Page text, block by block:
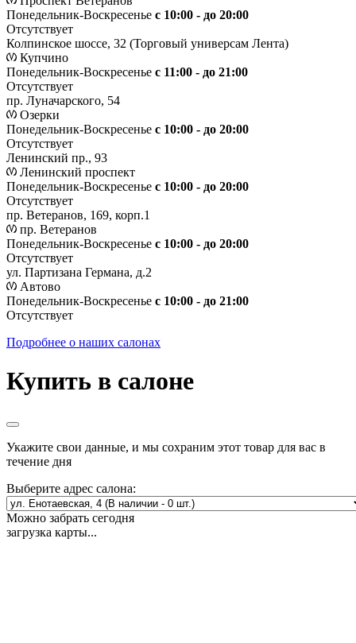
Понедельник-Воскресенье с 10:00 - до 20:00
Отсутствует
Колпинское шоссе, 32 (Торговый универсам Лента)
Купчино
Понедельник-Воскресенье с 11:00 - до 21:00
Отсутствует
пр. Луначарского, 54
Озерки
Понедельник-Воскресенье с 10:00 - до 20:00
Отсутствует
Ленинский пр., 93
Ленинский проспект
Понедельник-Воскресенье с 10:00 - до 20:00
Отсутствует
пр. Ветеранов, 169, корп.1
пр. Ветеранов
Понедельник-Воскресенье с 10:00 - до 20:00
Отсутствует
ул. Партизана Германа, д.2
Автово
Понедельник-Воскресенье с 10:00 - до 21:00
Отсутствует
Подробнее о наших салонах
Купить в салоне
Укажите свои данные, и мы сохраним этот товар для вас в
течение дня
Выберите адрес салона:
Можно забрать сегодня
загрузка карты...